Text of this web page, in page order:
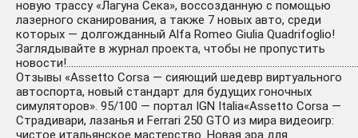
новую трассу «Лагуна Сека», воссозданную с помощью
лазерного сканирования, а также 7 новых авто, среди
которых — долгожданный Alfa Romeo Giulia Quadrifoglio!
Заглядывайте в журнал проекта, чтобы не пропустить
Отзывы «Assetto Corsa — сияющий шедевр виртуального
автоспорта, новый стандарт для будущих гоночных
симуляторов». 95/100 — портал IGN Italia«Assetto Corsa —
Страдивари, лазанья и Ferrari 250 GTO из мира видеоигр:
чистое итальянское мастерство. Новая эра для